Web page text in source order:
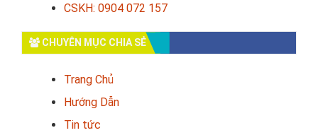
CSKH: 0904 072 157
CHUYÊN MỤC CHIA SẺ
Trang Chủ
Hướng Dẫn
Tin tức